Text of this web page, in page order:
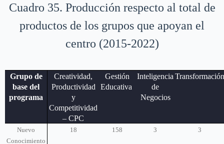
Cuadro 35. Producción respecto al total de
productos de los grupos que apoyan el
centro (2015-2022)
Grupo de
base del
programa
Creatividad,
Productividad
y
Competitividad
– CPC
Gestión
Educativa
Inteligencia
de
Negocios
Transformación
Nuevo
Conocimiento
18 158 3 3